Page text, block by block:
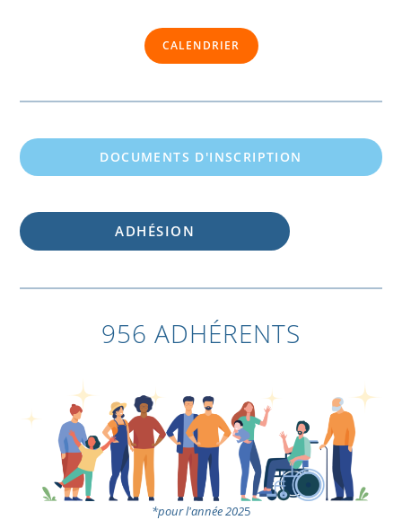
CALENDRIER
DOCUMENTS D'INSCRIPTION
ADHÉSION
956 ADHÉRENTS
*pour l'année 2025